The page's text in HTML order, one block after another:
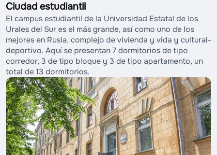
Ciudad estudiantil
El campus estudiantil de la Universidad Estatal de los
Urales del Sur es el más grande, así como uno de los
mejores en Rusia, complejo de vivienda y vida y cultural-
deportivo. Aquí se presentan 7 dormitorios de tipo
corredor, 3 de tipo bloque y 3 de tipo apartamento, un
total de 13 dormitorios.